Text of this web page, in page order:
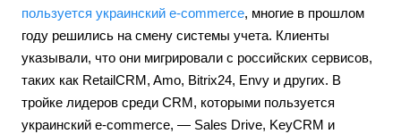
пользуется украинский e-commerce, многие в прошлом
году решились на смену системы учета. Клиенты
указывали, что они мигрировали с российских сервисов,
таких как RetailCRM, Amo, Bitrix24, Envy и других. В
тройке лидеров среди CRM, которыми пользуется
украинский e-commerce, — Sales Drive, KeyCRM и